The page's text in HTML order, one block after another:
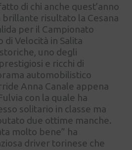
di chi anche quest’anno
brillante risultato la Cesana
per il Campionato
di Velocità in Salita
uno degli
e ricchi di
automobilistico
Anna Canale appena
con la quale ha
solitario in classe ma
due ottime manche.
molto bene” ha
driver torinese che